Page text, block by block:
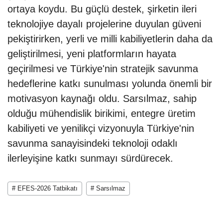
ortaya koydu. Bu güçlü destek, şirketin ileri
teknolojiye dayalı projelerine duyulan güveni
pekiştirirken, yerli ve milli kabiliyetlerin daha da
geliştirilmesi, yeni platformların hayata
geçirilmesi ve Türkiye'nin stratejik savunma
hedeflerine katkı sunulması yolunda önemli bir
motivasyon kaynağı oldu. Sarsılmaz, sahip
olduğu mühendislik birikimi, entegre üretim
kabiliyeti ve yenilikçi vizyonuyla Türkiye'nin
savunma sanayisindeki teknoloji odaklı
ilerleyişine katkı sunmayı sürdürecek.
# EFES-2026 Tatbikatı # Sarsılmaz